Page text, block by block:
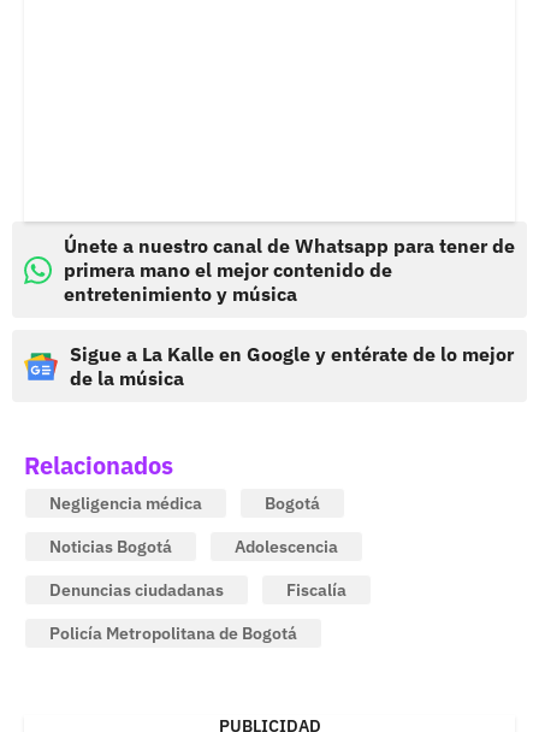
Únete a nuestro canal de Whatsapp para tener de
primera mano el mejor contenido de
entretenimiento y música
Sigue a La Kalle en Google y entérate de lo mejor
de la música
Relacionados
Negligencia médica
Bogotá
Noticias Bogotá
Adolescencia
Denuncias ciudadanas
Fiscalía
Policía Metropolitana de Bogotá
PUBLICIDAD